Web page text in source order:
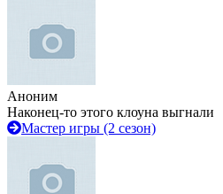
Аноним
Наконец-то этого клоуна выгнали
Мастер игры (2 сезон)